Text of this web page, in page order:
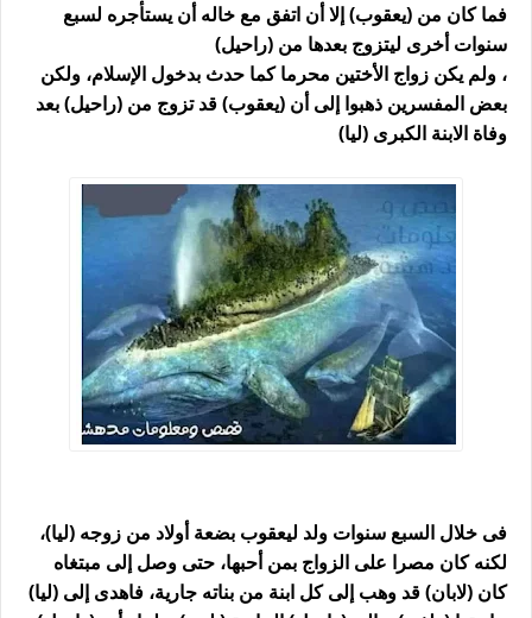
فما كان من (يعقوب) إلا أن اتفق مع خاله أن يستأجره لسبع
سنوات أخرى ليتزوج بعدها من (راحيل)
، ولم يكن زواج الأختين محرما كما حدث بدخول الإسلام، ولكن
بعض المفسرين ذهبوا إلى أن (يعقوب) قد تزوج من (راحيل) بعد
وفاة الابنة الكبرى (ليا)
فى خلال السبع سنوات ولد ليعقوب بضعة أولاد من زوجه (ليا)،
لكنه كان مصرا على الزواج بمن أحبها، حتى وصل إلى مبتغاه
كان (لابان) قد وهب إلى كل ابنة من بناته جارية، فاهدى إلى (ليا)